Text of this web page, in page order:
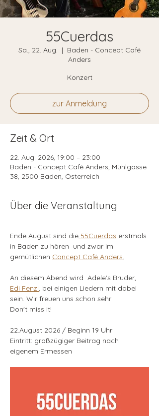
55Cuerdas
Sa., 22. Aug.
  |
Baden - Concept Café
Anders
Konzert
zur Anmeldung
Zeit & Ort
22. Aug. 2026, 19:00 – 23:00
Baden - Concept Café Anders, Mühlgasse
38, 2500 Baden, Österreich
Über die Veranstaltung
Ende August sind die 55Cuerdas erstmals
in Baden zu hören  und zwar im
gemütlichen Concept Café Anders.
An diesem Abend wird  Adele's Bruder,
Edi Fenzl, bei einigen Liedern mit dabei
sein. Wir freuen uns schon sehr
Don't miss it!
22.August 2026 / Beginn 19 Uhr
Eintritt: großzügiger Beitrag nach
eigenem Ermessen